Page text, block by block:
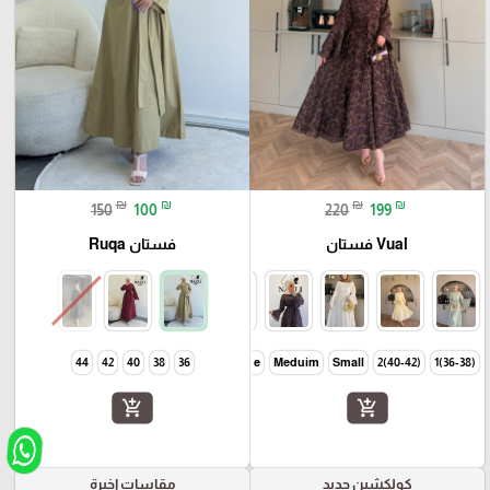
220 ₪ 199 ₪
Vual فستان
(36-38)1
(40-42)2
Small
Meduim
Large
add_shopping_cart
150 ₪ 100 ₪
فستان Ruqa
36
38
40
42
44
add_shopping_cart
كولكشين جديد مقاسات اخيرة